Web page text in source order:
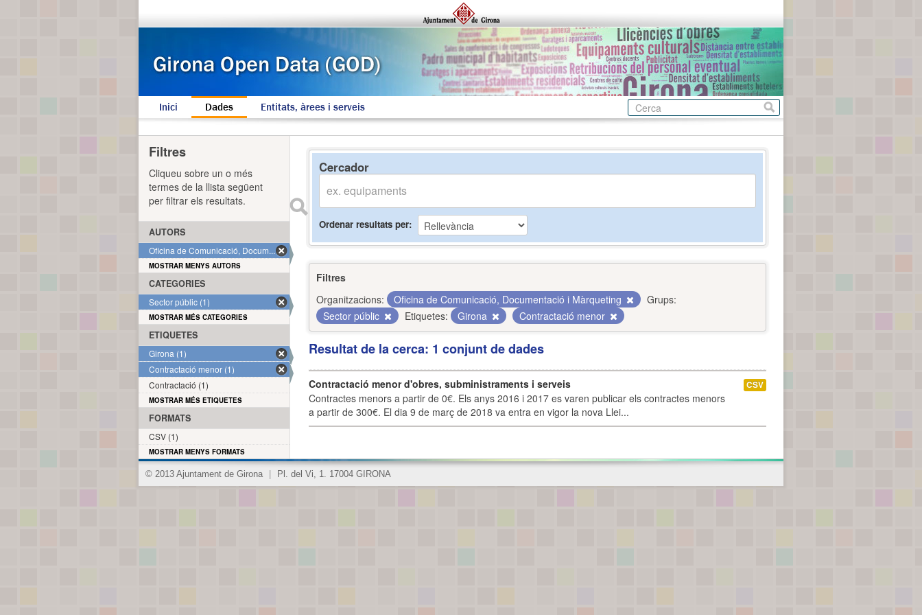
Inici Dades Entitats, àrees i serveis
Cercador
Ordenar resultats per
Filtres
Organitzacions:
Oficina de Comunicació, Documentació i Màrqueting
Grups:
Sector públic
Etiquetes: Girona Contractació menor
Resultat de la cerca: 1 conjunt de dades
Contractació menor d'obres, subministraments i serveis
Contractes menors a partir de 0€. Els anys 2016 i 2017 es varen publicar els contractes menors
a partir de 300€. El dia 9 de març de 2018 va entra en vigor la nova Llei...
CSV
Filtres
Cliqueu sobre un o més
termes de la llista següent
per filtrar els resultats.
AUTORS
Oficina de Comunicació, Docum... (1)
MOSTRAR MENYS AUTORS
CATEGORIES
Sector públic (1)
MOSTRAR MÉS CATEGORIES
ETIQUETES
Girona (1)
Contractació menor (1)
Contractació (1)
MOSTRAR MÉS ETIQUETES
FORMATS
CSV (1)
MOSTRAR MENYS FORMATS
© 2013 Ajuntament de Girona Pl. del Vi, 1. 17004 GIRONA